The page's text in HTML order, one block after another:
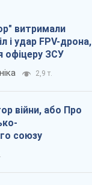
витримали
і удар FPV-дрона,
офіцеру ЗСУ
2,9 т.
війни, або Про
союзу